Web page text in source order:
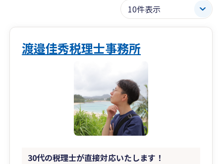
渡邉佳秀税理士事務所
30代の税理士が直接対応いたします！